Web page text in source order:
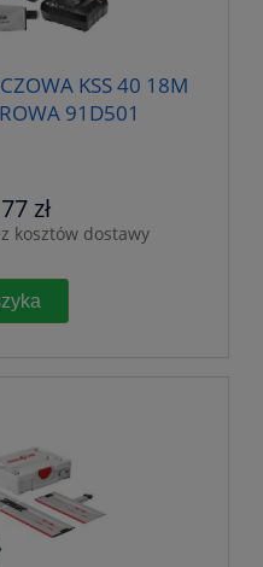
KSS 40 18M
91D501
zł
kosztów dostawy